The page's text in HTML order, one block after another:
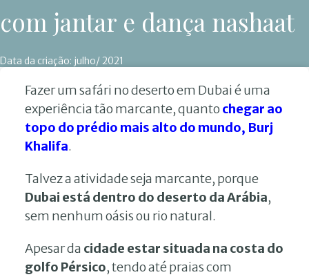
com jantar e dança nashaat
Data da criação: julho/ 2021
Fazer um safári no deserto em Dubai é uma
experiência tão marcante, quanto chegar ao
topo do prédio mais alto do mundo, Burj
Khalifa.
Talvez a atividade seja marcante, porque
Dubai está dentro do deserto da Arábia,
sem nenhum oásis ou rio natural.
Apesar da cidade estar situada na costa do
golfo Pérsico, tendo até praias com